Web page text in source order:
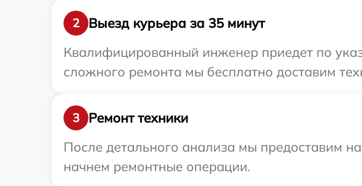
2
Выезд курьера за 35 минут
Квалифицированный инженер приедет по
сложного ремонта мы бесплатно доставим
3
Ремонт техники
После детального анализа мы предоставим
начнем ремонтные операции.